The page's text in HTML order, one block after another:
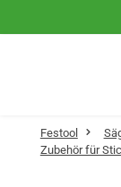
Festool
Zubehör für